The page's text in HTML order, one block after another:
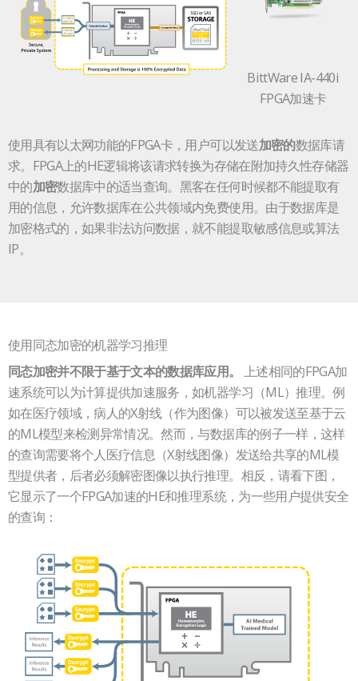
BittWare IA-440i
FPGA加速卡
使用具有以太网功能的FPGA卡，用户可以发送加密的数据库请
求。FPGA上的HE逻辑将该请求转换为存储在附加持久性存储器
中的加密数据库中的适当查询。黑客在任何时候都不能提取有
用的信息，允许数据库在公共领域内免费使用。由于数据库是
加密格式的，如果非法访问数据，就不能提取敏感信息或算法
IP。
使用同态加密的机器学习推理
同态加密并不限于基于文本的数据库应用。
上述相同的FPGA加
速系统可以为计算提供加速服务，如机器学习（ML）推理。例
如在医疗领域，病人的X射线（作为图像）可以被发送至基于云
的ML模型来检测异常情况。然而，与数据库的例子一样，这样
的查询需要将个人医疗信息（X射线图像）发送给共享的ML模
型提供者，后者必须解密图像以执行推理。相反，请看下图，
它显示了一个FPGA加速的HE和推理系统，为一些用户提供安全
的查询：